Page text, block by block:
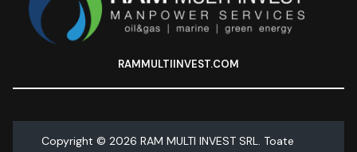
RAMMULTIINVEST.COM
Copyright © 2026 RAM MULTI INVEST SRL. Toate